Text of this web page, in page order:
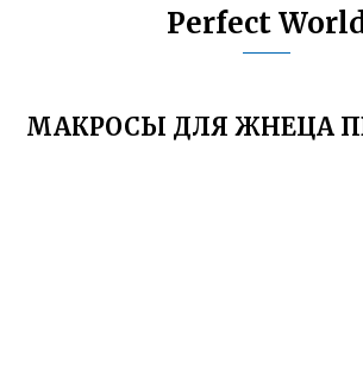
Perfect
МАКРОСЫ ДЛЯ ЖНЕЦА